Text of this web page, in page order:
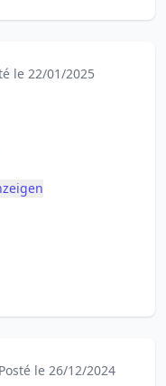
le 22/01/2025
Posté le 26/12/2024